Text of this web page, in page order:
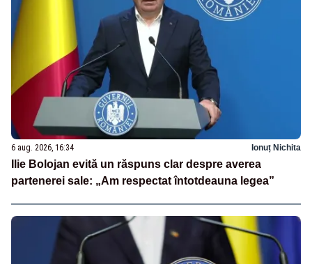
6 aug. 2026, 16:34 Ionuț Nichita
Ilie Bolojan evită un răspuns clar despre averea
partenerei sale: „Am respectat întotdeauna legea”